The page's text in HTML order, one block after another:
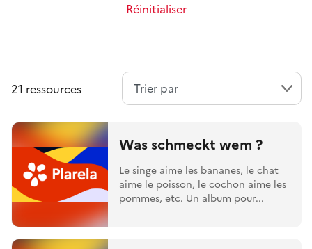
Réinitialiser
21 ressources
Was schmeckt wem ?
Le singe aime les bananes, le chat
aime le poisson, le cochon aime les
pommes, etc. Un album pour...